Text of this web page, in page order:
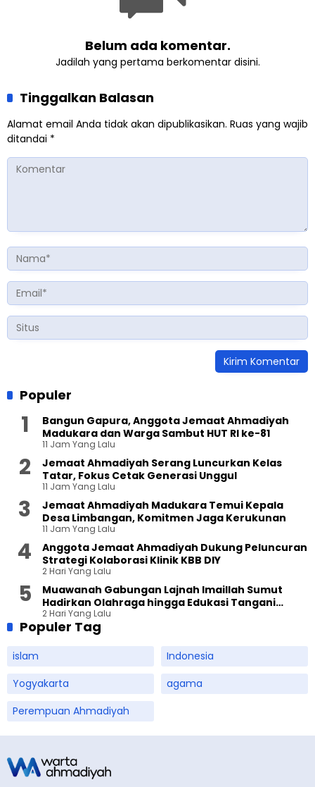
Belum ada komentar.
Jadilah yang pertama berkomentar disini.
Tinggalkan Balasan
Alamat email Anda tidak akan dipublikasikan. Ruas yang wajib
ditandai *
Populer
Bangun Gapura, Anggota Jemaat Ahmadiyah
Madukara dan Warga Sambut HUT RI ke-81
11 Jam Yang Lalu
Jemaat Ahmadiyah Serang Luncurkan Kelas
Tatar, Fokus Cetak Generasi Unggul
11 Jam Yang Lalu
Jemaat Ahmadiyah Madukara Temui Kepala
Desa Limbangan, Komitmen Jaga Kerukunan
11 Jam Yang Lalu
Anggota Jemaat Ahmadiyah Dukung Peluncuran
Strategi Kolaborasi Klinik KBB DIY
2 Hari Yang Lalu
Muawanah Gabungan Lajnah Imaillah Sumut
Hadirkan Olahraga hingga Edukasi Tangani
Sampah
2 Hari Yang Lalu
Populer Tag
islam
Indonesia
Yogyakarta
agama
Perempuan Ahmadiyah